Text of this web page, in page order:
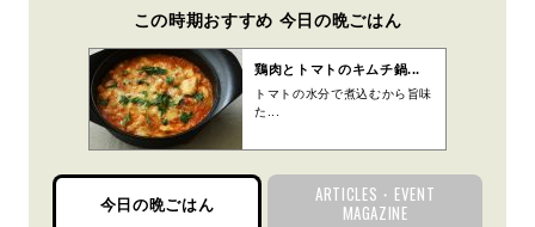
この時期おすすめ 今日の晩ごはん
鶏肉とトマトのキムチ鍋...
トマトの水分で煮込むから旨味
た...
今日の晩ごはん
ARTICLES・EVENT
MAGAZINE